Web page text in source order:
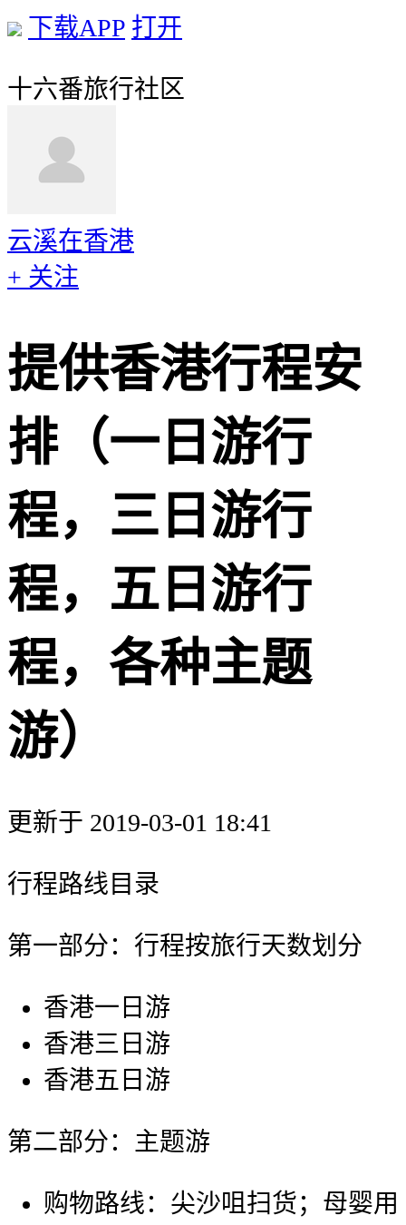
下载APP 打开
十六番旅行社区
云溪在香港
+ 关注
提供香港行程安
排（一日游行
程，三日游行
程，五日游行
程，各种主题
游）
更新于 2019-03-01 18:41
行程路线目录
第一部分：行程按旅行天数划分
香港一日游
香港三日游
香港五日游
第二部分：主题游
购物路线：尖沙咀扫货；母婴用